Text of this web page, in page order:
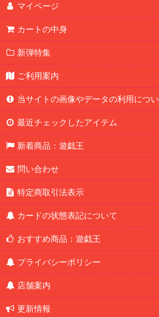
マイページ
カートの中身
新弾特集
ご利用案内
当サイトの画像やデータの利用につ
最近チェックしたアイテム
新着商品：遊戯王
問い合わせ
特定商取引法表示
カードの状態表記について
おすすめ商品：遊戯王
プライバシーポリシー
店舗案内
更新情報